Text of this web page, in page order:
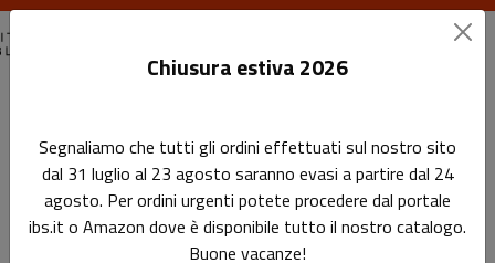
Comunicare la cultura
Strategie, linguaggi, narrazioni
Chiusura estiva 2026
Segnaliamo che tutti gli ordini effettuati sul nostro sito
dal 31 luglio al 23 agosto saranno evasi a partire dal 24
agosto. Per ordini urgenti potete procedere dal portale
ibs.it o Amazon dove è disponibile tutto il nostro catalogo.
Buone vacanze!